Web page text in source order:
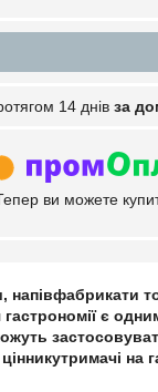
14 днів за
ви можете
є
на